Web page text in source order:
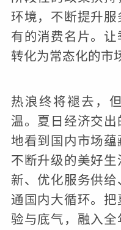
环境，不断提升
有的消费名片。
转化为常态化的市
热浪终将褪去，
温。夏日经济交
地看到国内市场
不断升级的美好生
新、优化服务供
通国内大循环。
验与底气，融入